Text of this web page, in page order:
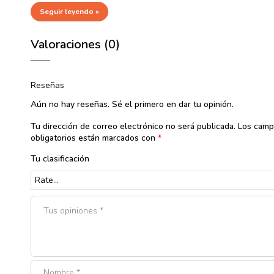
Seguir leyendo »
Valoraciones (0)
Reseñas
Aún no hay reseñas. Sé el primero en dar tu opinión.
Tu dirección de correo electrónico no será publicada. Los
obligatorios están marcados con *
Tu clasificación